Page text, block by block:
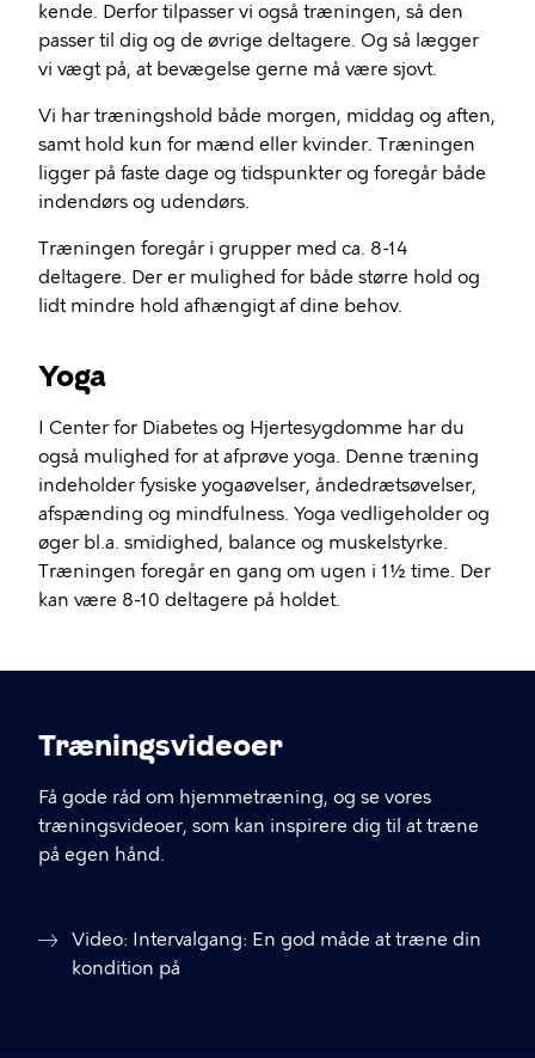
kende. Derfor tilpasser vi også træningen, så den
passer til dig og de øvrige deltagere. Og så lægger
vi vægt på, at bevægelse gerne må være sjovt.
Vi har træningshold både morgen, middag og aften,
samt hold kun for mænd eller kvinder. Træningen
ligger på faste dage og tidspunkter og foregår både
indendørs og udendørs.
Træningen foregår i grupper med ca. 8-14
deltagere. Der er mulighed for både større hold og
lidt mindre hold afhængigt af dine behov.
Yoga
I Center for Diabetes og Hjertesygdomme har du
også mulighed for at afprøve yoga. Denne træning
indeholder fysiske yogaøvelser, åndedrætsøvelser,
afspænding og mindfulness. Yoga vedligeholder og
øger bl.a. smidighed, balance og muskelstyrke.
Træningen foregår en gang om ugen i 1½ time. Der
kan være 8-10 deltagere på holdet.
Træningsvideoer
Få gode råd om hjemmetræning, og se vores
træningsvideoer, som kan inspirere dig til at træne
på egen hånd.
Video: Intervalgang: En god måde at træne din
kondition på